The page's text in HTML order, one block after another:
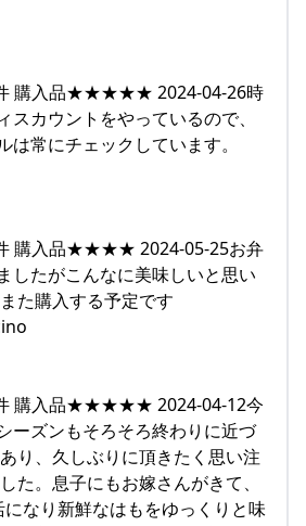
購入品★★★★★ 2024-04-26時
スカウントをやっているので、
は常にチェックしています。
購入品★★★★ 2024-05-25お弁
したがこんなに美味しいと思い
た購入する予定です
購入品★★★★★ 2024-04-12今
ーズンもそろそろ終わりに近づ
り、久しぶりに頂きたく思い注
た。息子にもお嫁さんがきて、
なり新鮮なはもをゆっくりと味